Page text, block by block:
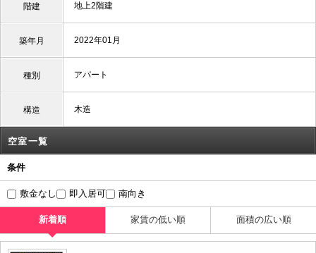
階建 地上2階建
築年月 2022年01月
種別 アパート
構造 木造
空室一覧
条件
敷金なし 即入居可 南向き
新着順 家賃の低い順 面積の広い順